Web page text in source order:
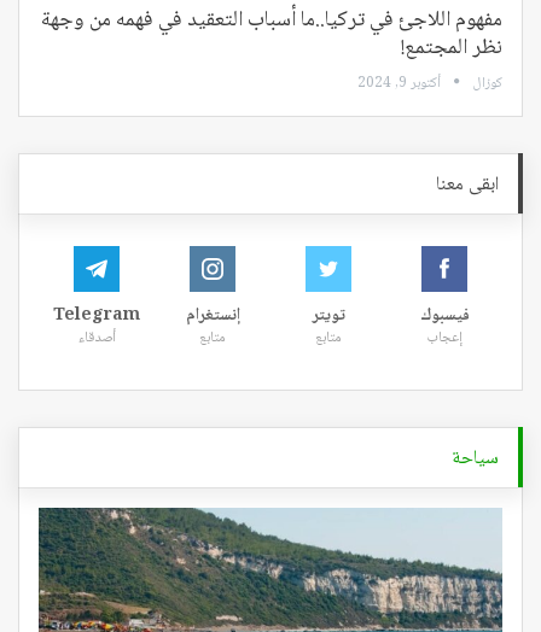
مفهوم اللاجئ في تركيا..ما أسباب التعقيد في فهمه من وجهة
نظر المجتمع!
كوزال أكتوبر 9, 2024
ابقى معنا
فيسبوك
إعجاب
تويتر
متابع
إنستغرام
متابع
Telegram
أصدقاء
سياحة